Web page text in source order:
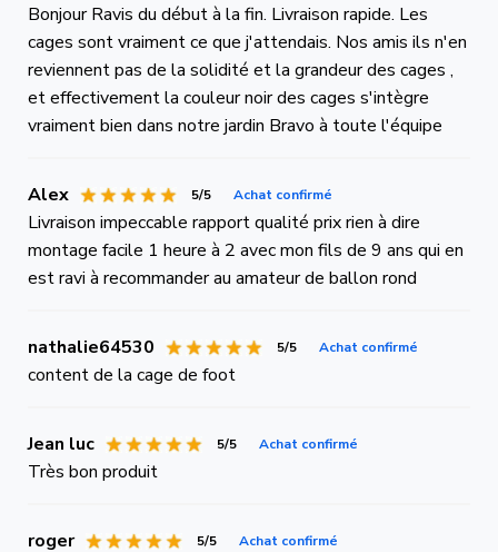
Bonjour Ravis du début à la fin. Livraison rapide. Les
cages sont vraiment ce que j'attendais. Nos amis ils n'en
reviennent pas de la solidité et la grandeur des cages ,
et effectivement la couleur noir des cages s'intègre
vraiment bien dans notre jardin Bravo à toute l'équipe
Alex 5/5 Achat confirmé
Livraison impeccable rapport qualité prix rien à dire
montage facile 1 heure à 2 avec mon fils de 9 ans qui en
est ravi à recommander au amateur de ballon rond
nathalie64530 5/5 Achat confirmé
content de la cage de foot
Jean luc 5/5 Achat confirmé
Très bon produit
roger 5/5 Achat confirmé